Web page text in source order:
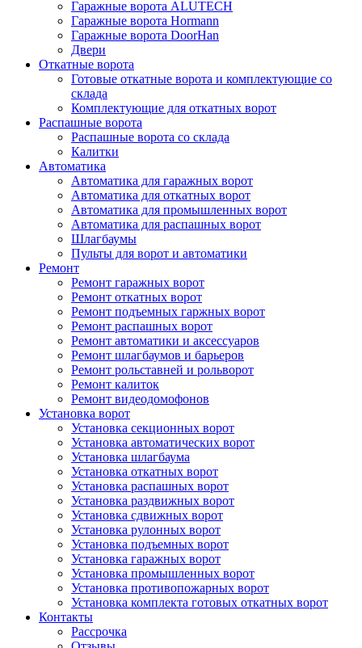
Гаражные ворота ALUTECH
Гаражные ворота Hormann
Гаражные ворота DoorHan
Двери
Откатные ворота
Готовые откатные ворота и комплектующие со
склада
Комплектующие для откатных ворот
Распашные ворота
Распашные ворота со склада
Калитки
Автоматика
Автоматика для гаражных ворот
Автоматика для откатных ворот
Автоматика для промышленных ворот
Автоматика для распашных ворот
Шлагбаумы
Пульты для ворот и автоматики
Ремонт
Ремонт гаражных ворот
Ремонт откатных ворот
Ремонт подъемных гаржных ворот
Ремонт распашных ворот
Ремонт автоматики и аксессуаров
Ремонт шлагбаумов и барьеров
Ремонт рольставней и рольворот
Ремонт калиток
Ремонт видеодомофонов
Установка ворот
Установка секционных ворот
Установка автоматических ворот
Установка шлагбаума
Установка откатных ворот
Установка распашных ворот
Установка раздвижных ворот
Установка сдвижных ворот
Установка рулонных ворот
Установка подъемных ворот
Установка гаражных ворот
Установка промышленных ворот
Установка противопожарных ворот
Установка комплекта готовых откатных ворот
Контакты
Рассрочка